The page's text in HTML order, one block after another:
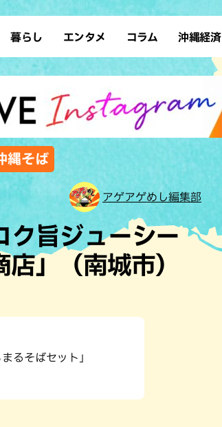
沖縄そば
カフェ
食・日本料理
ア・エスニック
イタリアン
鳥・串料理
酒屋・バー
ドライブ
ソロ活
アート
ホテル
公園
暮らし
レシピ SDGs
ァッション ローカルニュース
沖縄移住 沖縄旧暦行事
エンタメ
スポーツ 占い
タレント・芸人 テレビ
コラム 沖縄経済
縄そば
アゲアゲめし編集部
ク旨ジューシー
」（南城市）
るそばセット」